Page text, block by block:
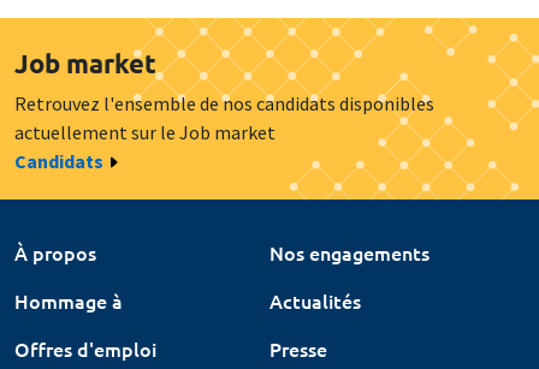
Job market
Retrouvez l'ensemble de nos candidats disponibles
actuellement sur le Job market
Candidats
À propos
Nos engagements
Hommage à
Actualités
Offres d'emploi
Presse